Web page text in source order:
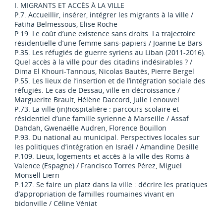
I. MIGRANTS ET ACCÈS À LA VILLE
P.7. Accueillir, insérer, intégrer les migrants à la ville /
Fatiha Belmessous, Elise Roche
P.19. Le coût d’une existence sans droits. La trajectoire
résidentielle d’une femme sans-papiers / Joanne Le Bars
P.35. Les réfugiés de guerre syriens au Liban (2011-2016).
Quel accès à la ville pour des citadins indésirables ? /
Dima El Khouri-Tannous, Nicolas Bautès, Pierre Bergel
P.55. Les lieux de l’insertion et de l’intégration sociale des
réfugiés. Le cas de Dessau, ville en décroissance /
Marguerite Brault, Hélène Daccord, Julie Lenouvel
P.73. La ville (in)hospitalière : parcours scolaire et
résidentiel d’une famille syrienne à Marseille / Assaf
Dahdah, Gwenaëlle Audren, Florence Bouillon
P.93. Du national au municipal. Perspectives locales sur
les politiques d’intégration en Israël / Amandine Desille
P.109. Lieux, logements et accès à la ville des Roms à
Valence (Espagne) / Francisco Torres Pérez, Miguel
Monsell Liern
P.127. Se faire un platz dans la ville : décrire les pratiques
d’appropriation de familles roumaines vivant en
bidonville / Céline Véniat